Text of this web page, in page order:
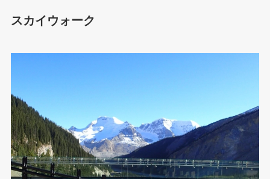
スカイウォーク